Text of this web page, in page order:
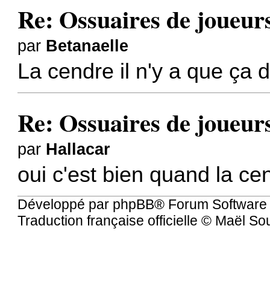
Re: Ossuaires de
par Betanaelle
La cendre il n'y a que ça
Re: Ossuaires de
par Hallacar
oui c'est bien quand la
Développé par phpBB® Forum
Traduction française officielle © Maël